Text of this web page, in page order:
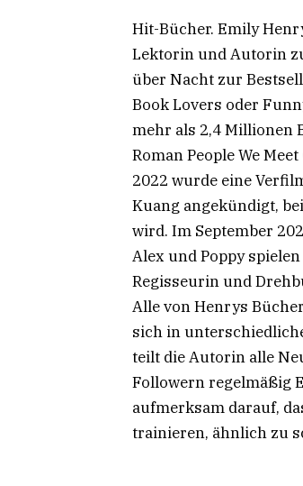
Hit-Bücher. Emily
Lektorin und Autorin
über Nacht zur
Book Lovers oder
mehr als 2,4 Millionen
Roman People We
2022 wurde eine
Kuang angekündigt,
wird. Im September
Alex und Poppy
Regisseurin und
Alle von Henrys
sich in
teilt die Autorin alle
Followern regelmäßig
aufmerksam darauf,
trainieren, ähnlich zu